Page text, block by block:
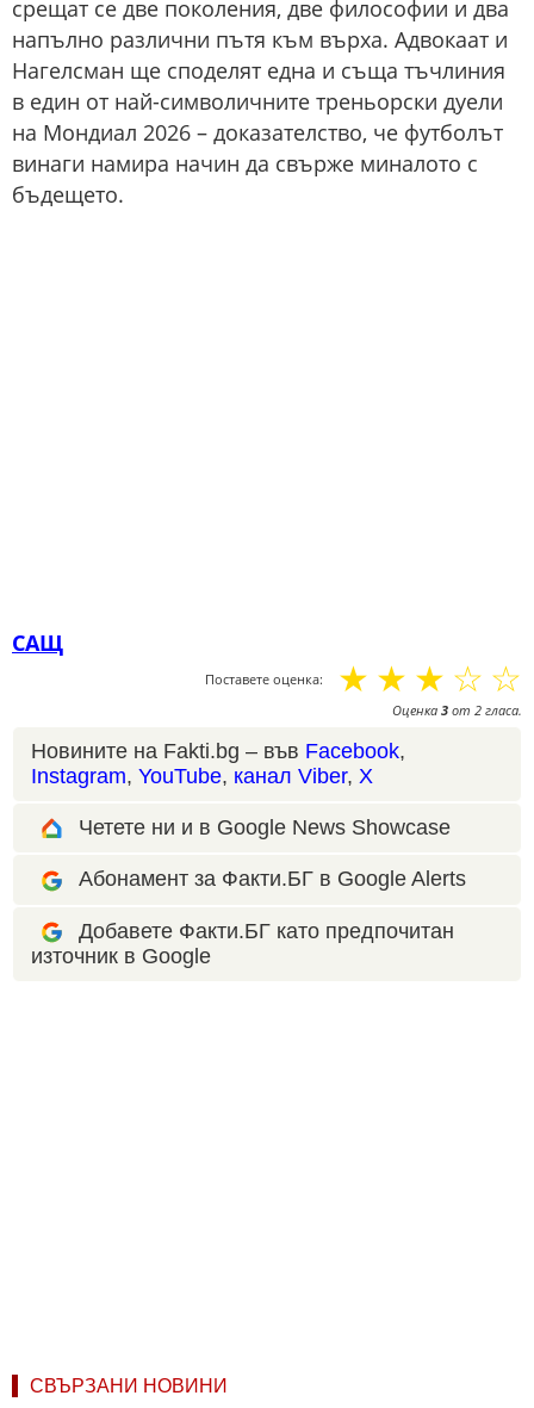
срещат се две поколения, две философии и два
напълно различни пътя към върха. Адвокаат и
Нагелсман ще споделят една и съща тъчлиния
в един от най-символичните треньорски дуели
на Мондиал 2026 – доказателство, че футболът
винаги намира начин да свърже миналото с
бъдещето.
САЩ
Поставете оценка: ☆
☆
☆
☆
☆
Оценка 3 от 2 гласа.
Новините на Fakti.bg – във Facebook,
Instagram, YouTube, канал Viber, X
Четете ни и в Google News Showcase
Абонамент за Факти.БГ в Google Alerts
Добавете Факти.БГ като предпочитан
източник в Google
СВЪРЗАНИ НОВИНИ